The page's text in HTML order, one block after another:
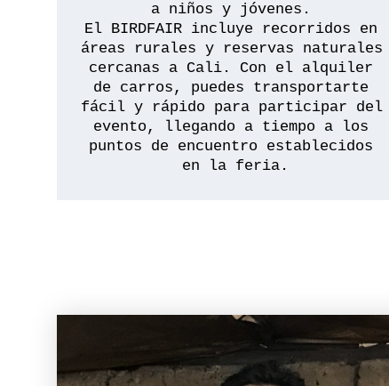
a niños y jóvenes.
El BIRDFAIR incluye recorridos en
áreas rurales y reservas naturales
cercanas a Cali. Con el alquiler
de carros, puedes transportarte
fácil y rápido para participar del
evento, llegando a tiempo a los
puntos de encuentro establecidos
en la feria.